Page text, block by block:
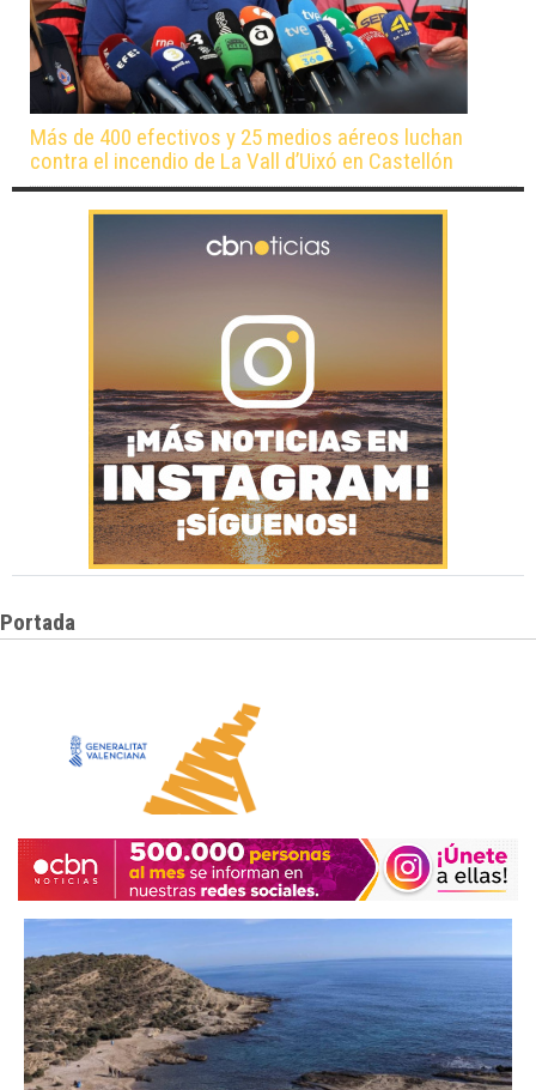
Más de 400 efectivos y 25 medios aéreos luchan
contra el incendio de La Vall d’Uixó en Castellón
Portada